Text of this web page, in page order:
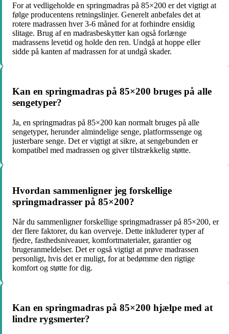
For at vedligeholde en springmadras på 85×200 er det vigtigt at
følge producentens retningslinjer. Generelt anbefales det at
rotere madrassen hver 3-6 måned for at forhindre ensidig
slitage. Brug af en madrasbeskytter kan også forlænge
madrassens levetid og holde den ren. Undgå at hoppe eller
sidde på kanten af madrassen for at undgå skader.
Kan en springmadras på 85×200 bruges på alle
sengetyper?
Ja, en springmadras på 85×200 kan normalt bruges på alle
sengetyper, herunder almindelige senge, platformssenge og
justerbare senge. Det er vigtigt at sikre, at sengebunden er
kompatibel med madrassen og giver tilstrækkelig støtte.
Hvordan sammenligner jeg forskellige
springmadrasser på 85×200?
Når du sammenligner forskellige springmadrasser på 85×200, er
der flere faktorer, du kan overveje. Dette inkluderer typer af
fjedre, fasthedsniveauer, komfortmaterialer, garantier og
brugeranmeldelser. Det er også vigtigt at prøve madrassen
personligt, hvis det er muligt, for at bedømme den rigtige
komfort og støtte for dig.
Kan en springmadras på 85×200 hjælpe med at
lindre rygsmerter?